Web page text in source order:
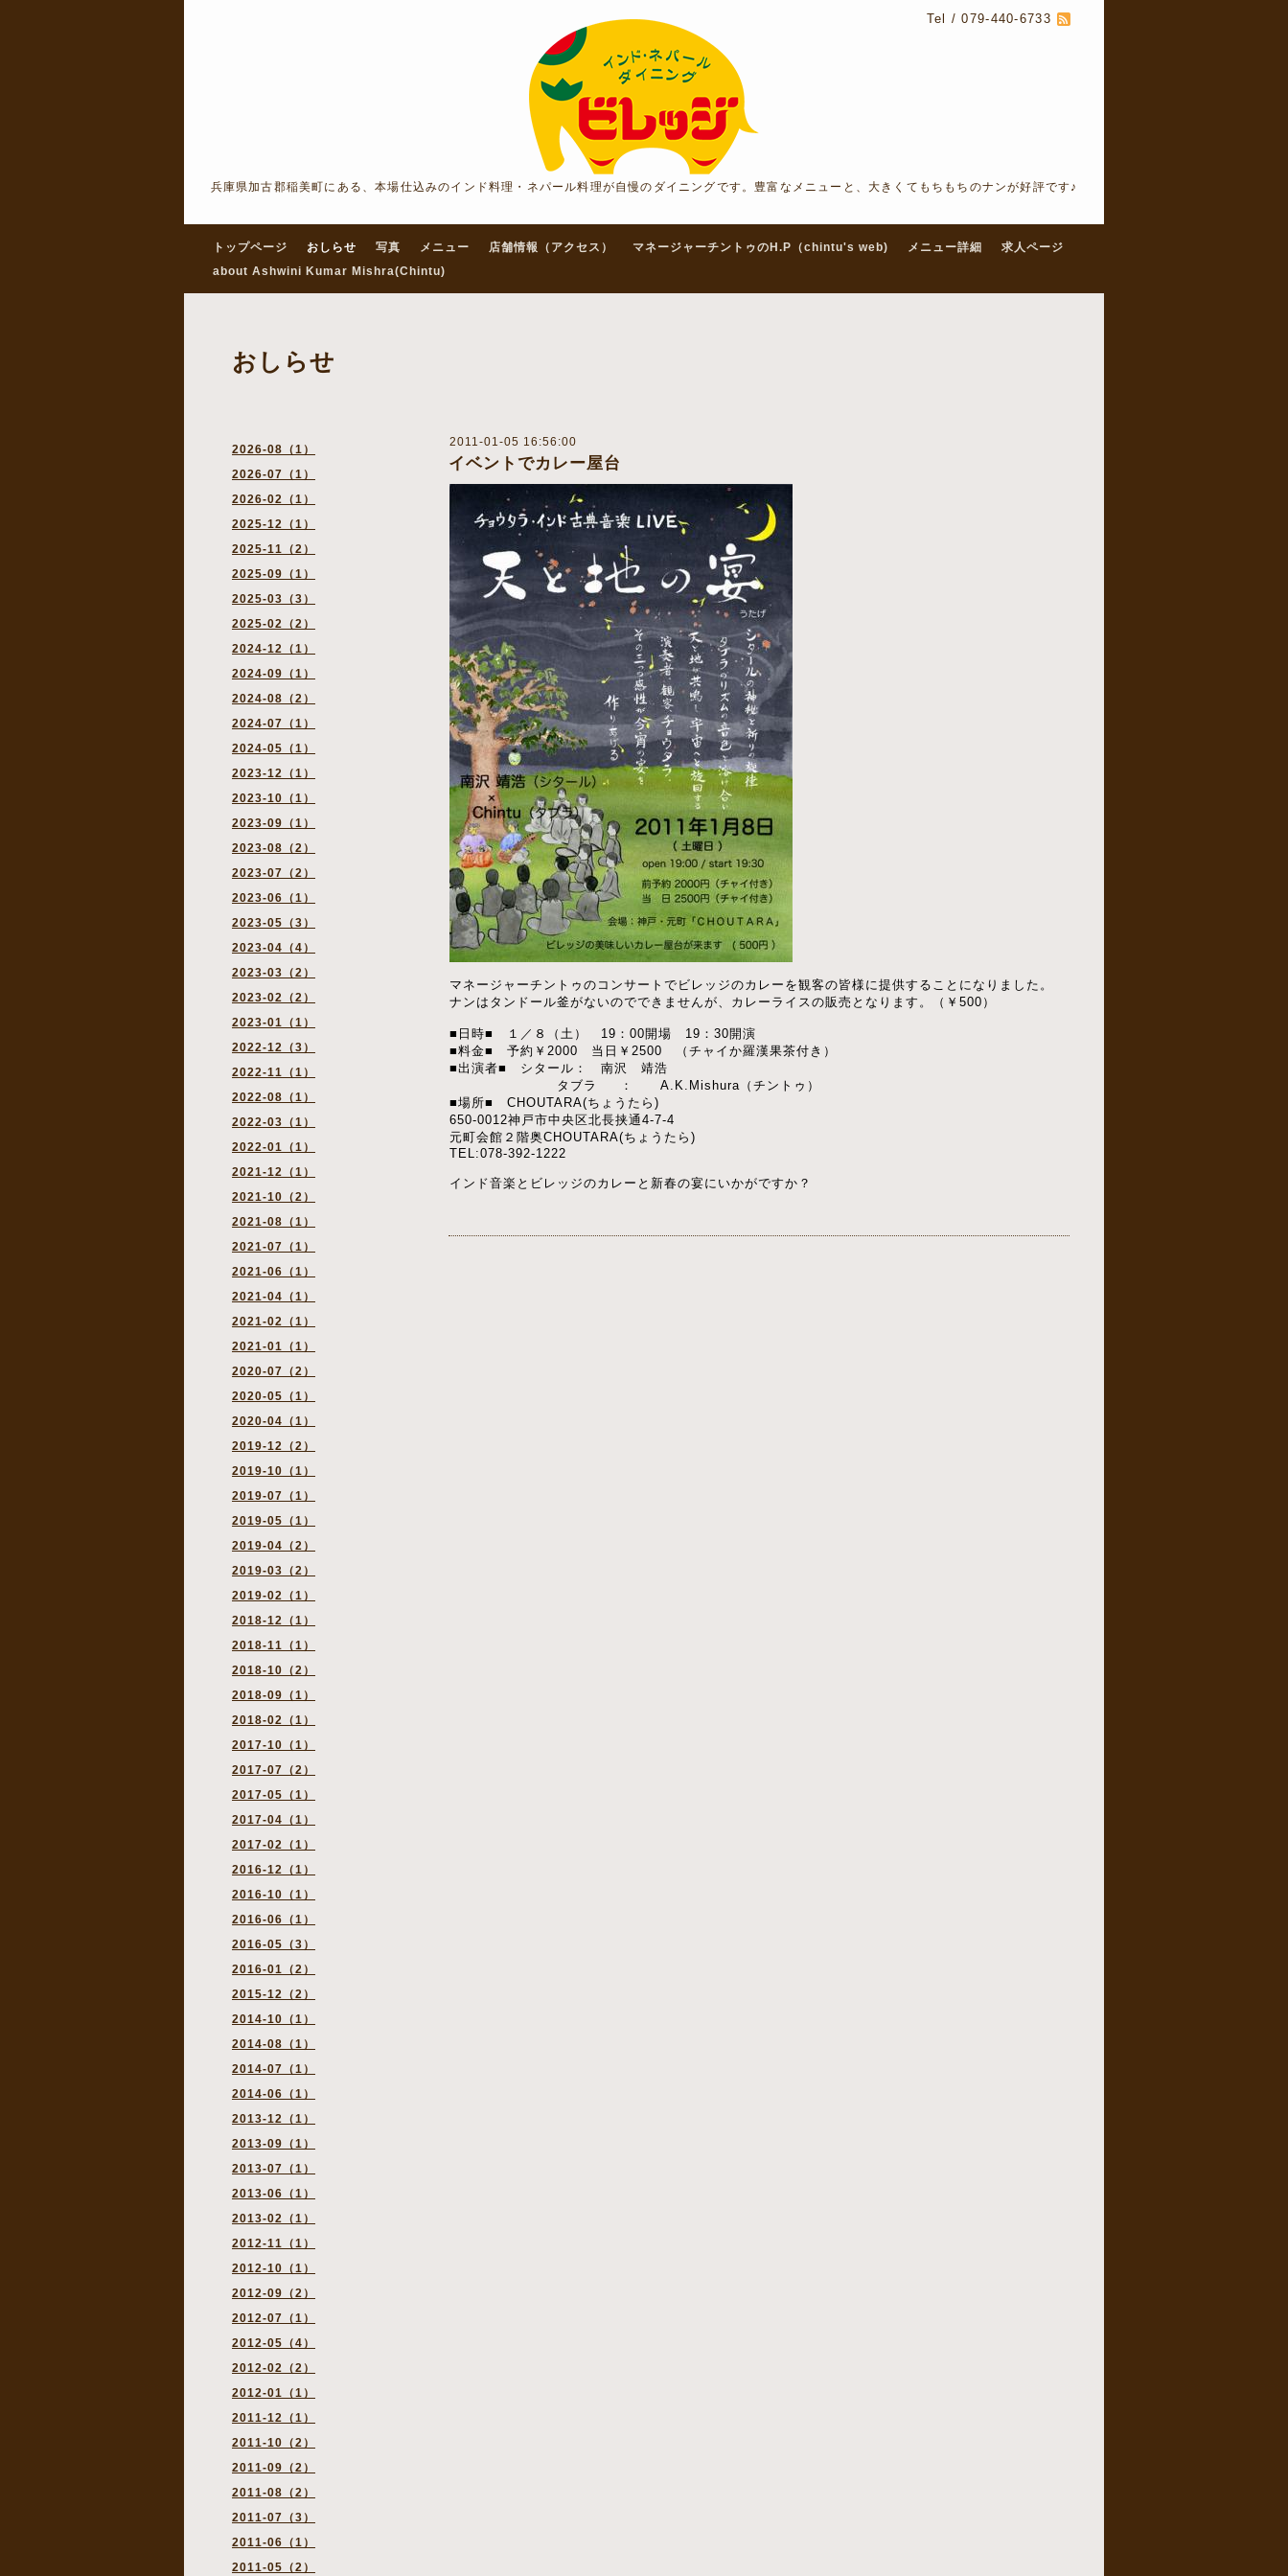
Tel / 079-440-6733
兵庫県加古郡稲美町にある、本場仕込みのインド料理・ネパール料理が自慢のダイニングです。豊富なメニューと、大きくてもちもちのナンが好評です♪
トップページ おしらせ 写真 メニュー 店舗情報（アクセス） マネージャーチントゥのH.P（chintu's web) メニュー詳細
求人ページ
about Ashwini Kumar Mishra(Chintu)
2026-08（1）
2026-07（1）
2026-02（1）
2025-12（1）
2025-11（2）
2025-09（1）
2025-03（3）
2025-02（2）
2024-12（1）
2024-09（1）
2024-08（2）
2024-07（1）
2024-05（1）
2023-12（1）
2023-10（1）
2023-09（1）
2023-08（2）
2023-07（2）
2023-06（1）
2023-05（3）
2023-04（4）
2023-03（2）
2023-02（2）
2023-01（1）
2022-12（3）
2022-11（1）
2022-08（1）
2022-03（1）
2022-01（1）
2021-12（1）
2021-10（2）
2021-08（1）
2021-07（1）
2021-06（1）
2021-04（1）
2021-02（1）
2021-01（1）
2020-07（2）
2020-05（1）
2020-04（1）
2019-12（2）
2019-10（1）
2019-07（1）
2019-05（1）
2019-04（2）
2019-03（2）
2019-02（1）
2018-12（1）
2018-11（1）
2018-10（2）
2018-09（1）
2018-02（1）
2017-10（1）
2017-07（2）
2017-05（1）
2017-04（1）
2017-02（1）
2016-12（1）
2016-10（1）
2016-06（1）
2016-05（3）
2016-01（2）
2015-12（2）
2014-10（1）
2014-08（1）
2014-07（1）
2014-06（1）
2013-12（1）
2013-09（1）
2013-07（1）
2013-06（1）
2013-02（1）
2012-11（1）
2012-10（1）
2012-09（2）
2012-07（1）
2012-05（4）
2012-02（2）
2012-01（1）
2011-12（1）
2011-10（2）
2011-09（2）
2011-08（2）
2011-07（3）
2011-06（1）
2011-05（2）
おしらせ
2011-01-05 16:56:00
イベントでカレー屋台
マネージャーチントゥのコンサートでビレッジのカレーを観客の皆様に提供することになりました。
ナンはタンドール釜がないのでできませんが、カレーライスの販売となります。（￥500）
■日時■ １／８（土） 19：00開場 19：30開演
■料金■ 予約￥2000 当日￥2500 （チャイか羅漢果茶付き）
■出演者■ シタール： 南沢 靖浩
タブラ ： A.K.Mishura（チントゥ）
■場所■ CHOUTARA(ちょうたら)
650-0012神戸市中央区北長挟通4-7-4
元町会館２階奥CHOUTARA(ちょうたら)
TEL:078-392-1222
インド音楽とビレッジのカレーと新春の宴にいかがですか？